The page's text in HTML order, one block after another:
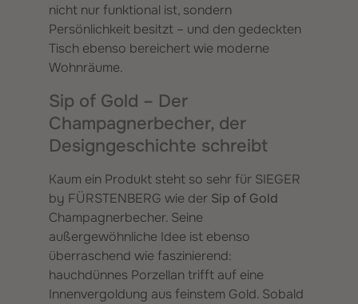
nicht nur funktional ist, sondern
Persönlichkeit besitzt – und den gedeckten
Tisch ebenso bereichert wie moderne
Wohnräume.
Sip of Gold – Der
Champagnerbecher, der
Designgeschichte schreibt
Kaum ein Produkt steht so sehr für SIEGER
by FÜRSTENBERG wie der Sip of Gold
Champagnerbecher. Seine
außergewöhnliche Idee ist ebenso
überraschend wie faszinierend:
hauchdünnes Porzellan trifft auf eine
Innenvergoldung aus feinstem Gold. Sobald